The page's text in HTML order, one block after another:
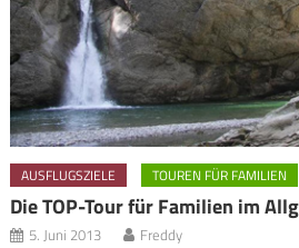
AUSFLUGSZIELE TOUREN FÜR FAMILIEN
Die TOP-Tour für Familien im
5. Juni 2013 Freddy